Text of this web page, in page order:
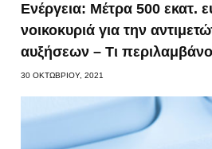
Ενέργεια: Μέτρα 500 εκατ.
νοικοκυριά για την
αυξήσεων – Τι
30 ΟΚΤΩΒΡΊΟΥ, 2021